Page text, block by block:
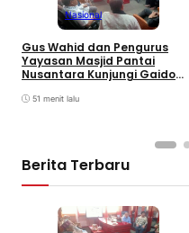
Nasional
Gus Wahid dan Pengurus
Yayasan Masjid Pantai
Nusantara Kunjungi Gaido
Pengembangan Ekonomi
51 menit lalu
Berita Terbaru